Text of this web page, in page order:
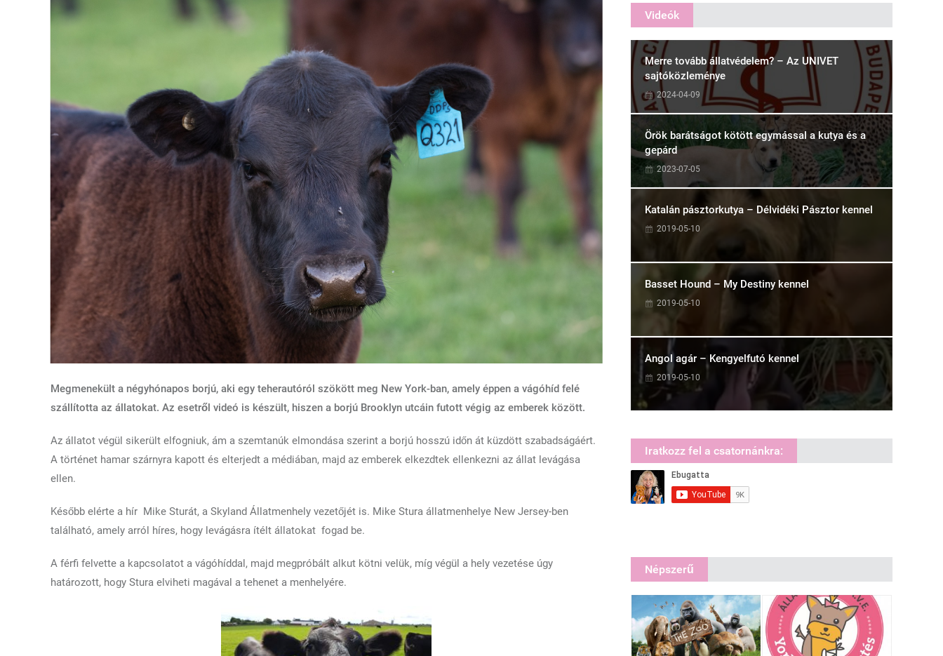
Megmenekült a négyhónapos borjú, aki egy teherautóról szökött meg New York-ban, amely éppen a vágóhíd felé
szállította az állatokat. Az esetről videó is készült, hiszen a borjú Brooklyn utcáin futott végig az emberek között.
Az állatot végül sikerült elfogniuk, ám a szemtanúk elmondása szerint a borjú hosszú időn át küzdött szabadságáért.
A történet hamar szárnyra kapott és elterjedt a médiában, majd az emberek elkezdtek ellenkezni az állat levágása
ellen.
Később elérte a hír Mike Sturát, a Skyland Állatmenhely vezetőjét is. Mike Stura állatmenhelye New Jersey-ben
található, amely arról híres, hogy levágásra ítélt állatokat fogad be.
A férfi felvette a kapcsolatot a vágóhíddal, majd megpróbált alkut kötni velük, míg végül a hely vezetése úgy
határozott, hogy Stura elviheti magával a tehenet a menhelyére.
Videók
Merre tovább állatvédelem? – Az UNIVET
sajtóközleménye
2024-04-09
Örök barátságot kötött egymással a kutya és a
gepárd
2023-07-05
Katalán pásztorkutya – Délvidéki Pásztor kennel
2019-05-10
Basset Hound – My Destiny kennel
2019-05-10
Angol agár – Kengyelfutó kennel
2019-05-10
Iratkozz fel a csatornánkra:
Népszerű